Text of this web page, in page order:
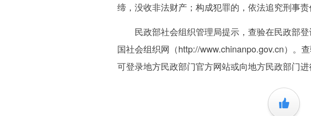
缔，没收非法财产；构成犯罪的，依法追究刑事责
民政部社会组织管理局提示，查验在民政部登
国社会组织网（http://www.chinanpo.gov.cn）。
可登录地方民政部门官方网站或向地方民政部门进
+1